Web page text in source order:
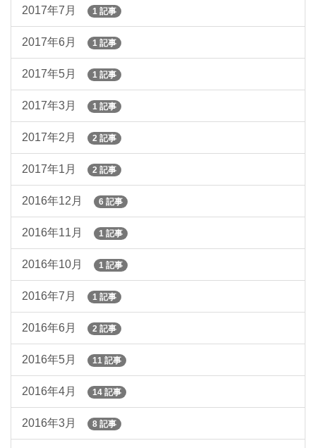
2017年7月 1 記事
2017年6月 1 記事
2017年5月 1 記事
2017年3月 1 記事
2017年2月 2 記事
2017年1月 2 記事
2016年12月 6 記事
2016年11月 1 記事
2016年10月 1 記事
2016年7月 1 記事
2016年6月 2 記事
2016年5月 11 記事
2016年4月 14 記事
2016年3月 8 記事